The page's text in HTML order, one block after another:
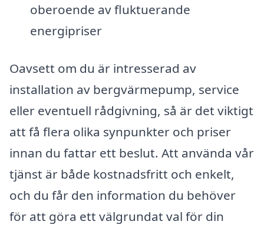
oberoende av fluktuerande
energipriser
Oavsett om du är intresserad av
installation av bergvärmepump, service
eller eventuell rådgivning, så är det viktigt
att få flera olika synpunkter och priser
innan du fattar ett beslut. Att använda vår
tjänst är både kostnadsfritt och enkelt,
och du får den information du behöver
för att göra ett välgrundat val för din